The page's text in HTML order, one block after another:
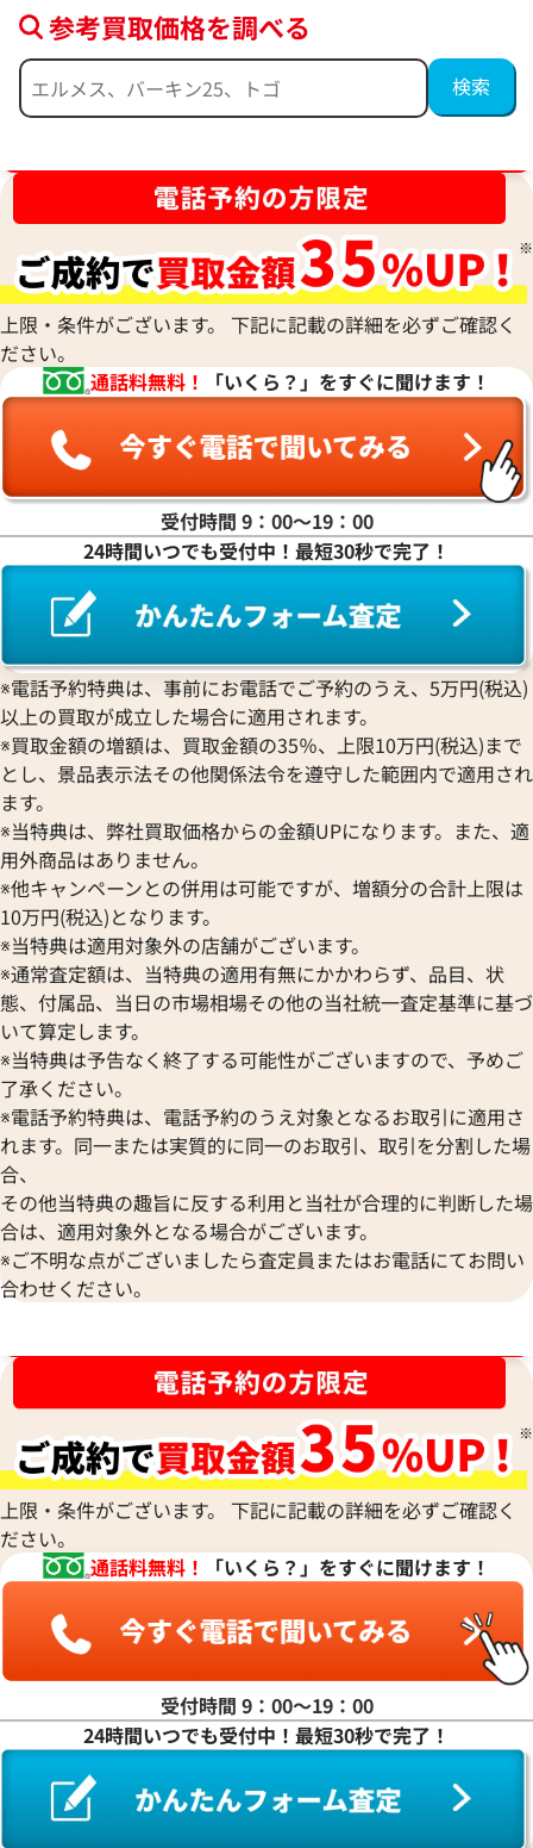
ルイ・ヴィトン タイガ カプシーヌＭＭ ハ
ンドバッグ PVC×レザー ブラック
M52389
参考買取価格
ASK
2022年5月18日時点
ルイ・ヴィトン
レット パイソン
参考買取価格
ASK
2022年10月18日
ルイ・ヴィトン ヴェルニ ドット インフィ
ニティ ロックイットMM トートバッグ パ
テント ブラック×イエロー M91398
参考買取価格
ASK
2022年6月18日時点
ルイ・ヴィトン
参考買取価格
2026年1月17日時
ルイ・ヴィトン モノグラムエクリプス ダ
ブルフォンポーチ ショルダーバッグ
M81321
参考買取価格
122,000
2026年4月3日時点
ルイ・ヴィトン
ィ ハンドバッグ
参考買取価格
94,000
2026年6月17日時
参考買取価格を調べる
上限・条件がございます。 下記に記載の詳細を必ずご確認く
ださい。
通話料無料！
「いくら？」をすぐに聞けます！
受付時間 9：00〜19：00
24時間いつでも受付中！最短30秒で完了！
※電話予約特典は、事前にお電話でご予約のうえ、5万円(税込)
以上の買取が成立した場合に適用されます。
※買取金額の増額は、買取金額の35％、上限10万円(税込)まで
とし、景品表示法その他関係法令を遵守した範囲内で適用され
ます。
※当特典は、弊社買取価格からの金額UPになります。また、適
用外商品はありません。
※他キャンペーンとの併用は可能ですが、増額分の合計上限は
10万円(税込)となります。
※当特典は適用対象外の店舗がございます。
※通常査定額は、当特典の適用有無にかかわらず、品目、状
態、付属品、当日の市場相場その他の当社統一査定基準に基づ
いて算定します。
※当特典は予告なく終了する可能性がございますので、予めご
了承ください。
※電話予約特典は、電話予約のうえ対象となるお取引に適用さ
れます。同一または実質的に同一のお取引、取引を分割した場
合、
その他当特典の趣旨に反する利用と当社が合理的に判断した場
合は、適用対象外となる場合がございます。
※ご不明な点がございましたら査定員またはお電話にてお問い
合わせください。
上限・条件がございます。 下記に記載の詳細を必ずご確認く
ださい。
通話料無料！
「いくら？」をすぐに聞けます！
受付時間 9：00〜19：00
24時間いつでも受付中！最短30秒で完了！